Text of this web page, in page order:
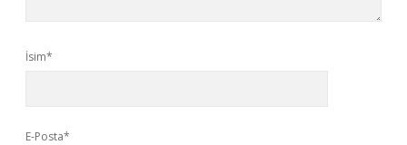
İsim*
E-Posta*